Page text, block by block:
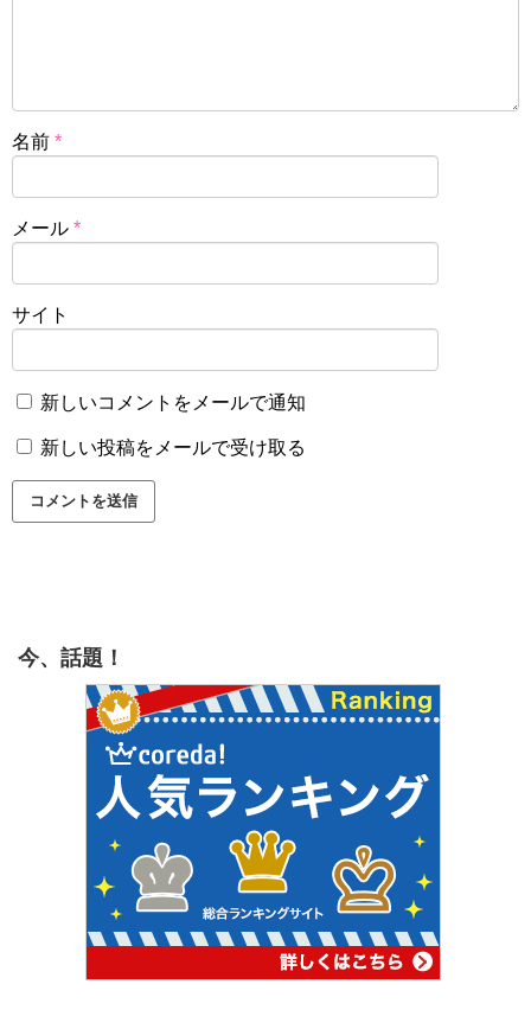
名前 *
メール *
サイト
新しいコメントをメールで通知
新しい投稿をメールで受け取る
今、話題！